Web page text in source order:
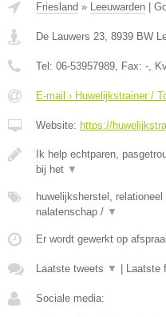
Friesland » Leeuwarden
De Lauwers 23, 8939 BW
Tel: 06-53957989, Fax: -,
E-mail › Huwelijkstrainer /
Website: https://
Ik help echtparen,
bij het ▼
huwelijksherstel,
nalatenschap / ▼
Er wordt gewerkt op
Laatste tweets ▼ Laatste
Sociale media: